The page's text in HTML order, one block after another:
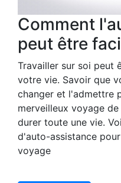
Comment
peut être
Travailler sur soi peut
votre vie. Savoir que
changer et l'admettre
merveilleux voyage
durer toute une vie.
d'auto-assistance
voyage